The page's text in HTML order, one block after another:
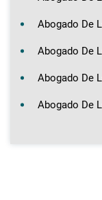
Abogado De
Abogado De
Abogado De
Abogado De